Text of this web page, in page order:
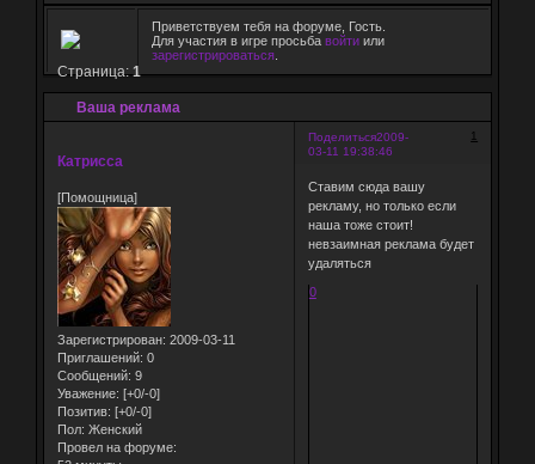
Приветствуем тебя на форуме, Гость.
Для участия в игре просьба войтиили
зарегистрироваться.
Ваша реклама
Страница:1
Поделиться 1
2009-
03-11 19:38:46
Катрисса
[Помощница]
Зарегистрирован: 2009-03-11
Приглашений: 0
Сообщений: 9
Уважение: [+0/-0]
Позитив: [+0/-0]
Пол: Женский
Провел на форуме:
Ставим сюда вашу
рекламу, но только если
наша тоже стоит!
невзаимная реклама будет
удаляться
0